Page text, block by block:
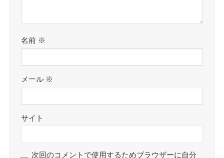
名前 ※
メール ※
サイト
次回のコメントで使用するためブラウザーに自分